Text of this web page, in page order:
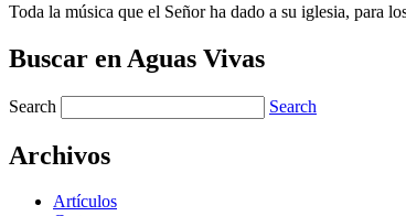
Toda la música que el Señor ha dado a su iglesia, para
Buscar en Aguas Vivas
Search Search
Archivos
Artículos